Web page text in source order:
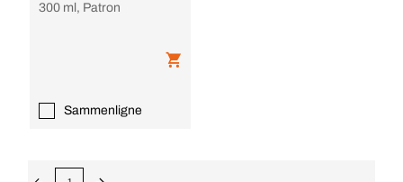
300 ml, Patron
Sammenligne